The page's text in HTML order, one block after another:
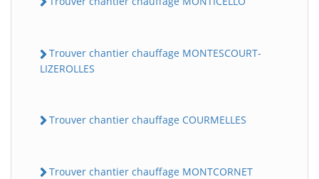
Trouver chantier chauffage MONTESCOURT-
LIZEROLLES
Trouver chantier chauffage COURMELLES
Trouver chantier chauffage MONTCORNET